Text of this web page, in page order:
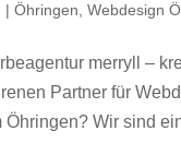
|Öhringen ,Webdesign
merryll –
Partner für
Wir sind